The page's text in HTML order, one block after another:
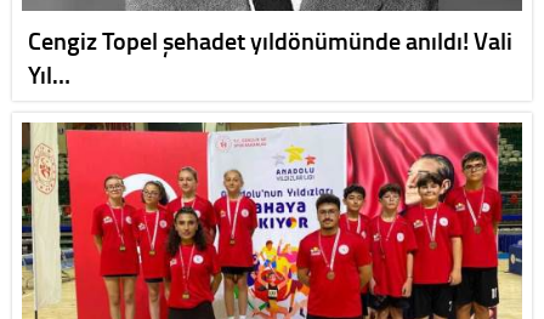
Cengiz Topel şehadet yıldönümünde anıldı! Vali
Yıl…